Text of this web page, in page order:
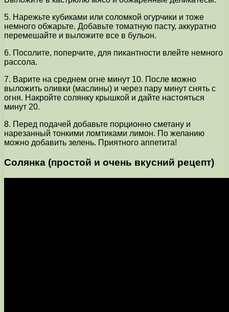
5. Нарежьте кубиками или соломкой огурчики и тоже
немного обжарьте. Добавьте томатную пасту, аккуратно
перемешайте и выложите все в бульон.
6. Посолите, поперчите, для пикантности влейте немного
рассола.
7. Варите на среднем огне минут 10. После можно
выложить оливки (маслины) и через пару минут снять с
огня. Накройте солянку крышкой и дайте настояться
минут 20.
8. Перед подачей добавьте порционно сметану и
нарезанный тонкими ломтиками лимон. По желанию
можно добавить зелень. Приятного аппетита!
Солянка (простой и очень вкусний рецепт)